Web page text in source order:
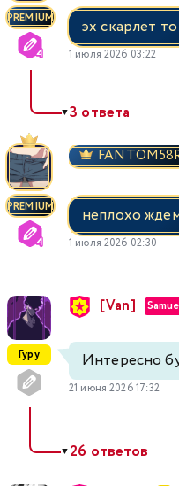
PREMIUM эх скарлет
1 июля 2026 03:22
▼3 ответа
PREMIUM неплохо
1 июля 2026 02:30
Гуру
[Van]
Интересно
21 июня 2026 17:32
▼26 ответов